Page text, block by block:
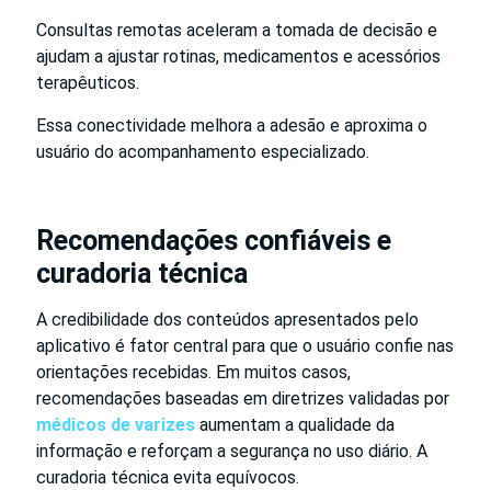
Consultas remotas aceleram a tomada de decisão e
ajudam a ajustar rotinas, medicamentos e acessórios
terapêuticos.
Essa conectividade melhora a adesão e aproxima o
usuário do acompanhamento especializado.
Recomendações confiáveis e
curadoria técnica
A credibilidade dos conteúdos apresentados pelo
aplicativo é fator central para que o usuário confie nas
orientações recebidas. Em muitos casos,
recomendações baseadas em diretrizes validadas por
médicos de varizes aumentam a qualidade da
informação e reforçam a segurança no uso diário. A
curadoria técnica evita equívocos.